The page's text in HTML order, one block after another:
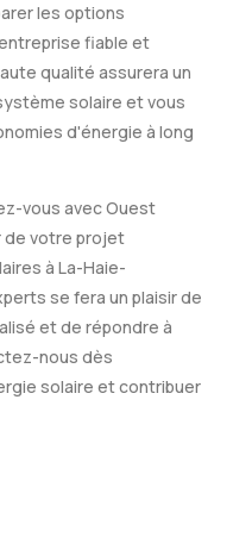
les options
fiable et
qualité assurera un
solaire et vous
d'énergie à long
vous avec Ouest
de votre projet
à La-Haie-
se fera un plaisir de
et de répondre à
nous dès
solaire et contribuer